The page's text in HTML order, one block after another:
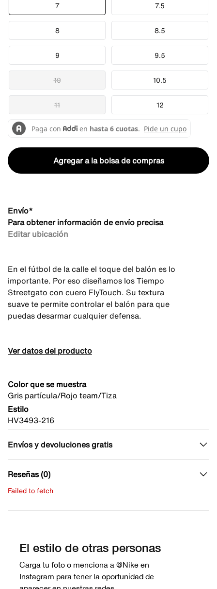
7 7.5
8 8.5
9 9.5
10 10.5
11 12
Agregar a la bolsa de compras
Envío*
Para obtener información de envío precisa
Editar ubicación
En el fútbol de la calle el toque del balón es lo
importante. Por eso diseñamos los Tiempo
Streetgato con cuero FlyTouch. Su textura
suave te permite controlar el balón para que
puedas desarmar cualquier defensa.
Ver datos del producto
Color que se muestra
Gris partícula/Rojo team/Tiza
Estilo
HV3493-216
Envíos y devoluciones gratis
Reseñas (0)
Failed to fetch